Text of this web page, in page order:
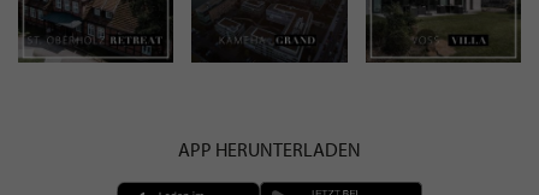
APP HERUNTERLADEN